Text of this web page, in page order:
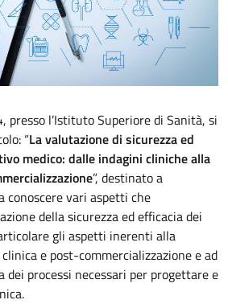
presso l’Istituto Superiore di Sanità, si
“La valutazione di sicurezza ed
medico: dalle indagini cliniche alla
”, destinato a
vari aspetti che
della sicurezza ed efficacia dei
gli aspetti inerenti alla
e post-commercializzazione e ad
dei processi necessari per progettare e